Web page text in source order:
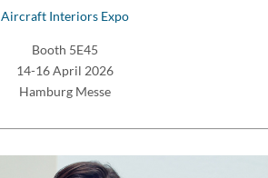
Aircraft Interiors Expo
Booth 5E45
14-16 April 2026
Hamburg Messe